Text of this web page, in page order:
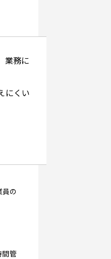
業務に
にくい
の
間管